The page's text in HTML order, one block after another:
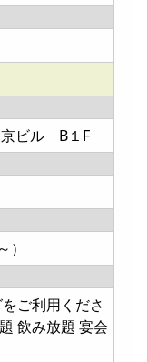
ビル B１F
ご利用くださ
飲み放題 宴会